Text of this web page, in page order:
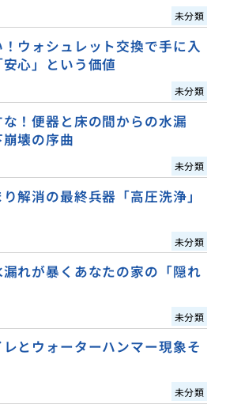
未分類
ウォシュレット交換で手に入
心」という価値
未分類
！便器と床の間からの水漏
壊の序曲
未分類
解消の最終兵器「高圧洗浄」
未分類
れが暴くあなたの家の「隠れ
未分類
とウォーターハンマー現象そ
未分類